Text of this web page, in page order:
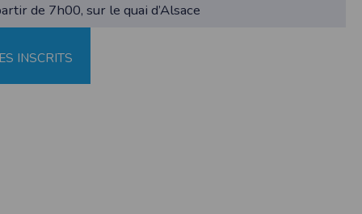
de 7h00, sur le quai d’Alsace
INSCRITS
ou un smartphone.
disposez d'un compte membre, retenir
déclaré à la Commission Nationale de
fonctionnalités du site. Les données
vous nous transmettez volontairement